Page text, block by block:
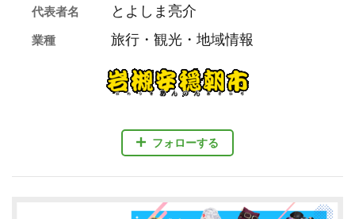
フォローする
代表者名 とよしま亮介
業種 旅行・観光・地域情報